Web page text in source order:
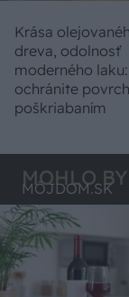
Krása
dreva, odolnosť
moderného
ochránite
poškriabaním
MOHLO
MÔJDOM.SK